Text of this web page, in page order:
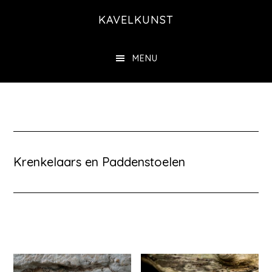
KAVELKUNST
MENU
Krenkelaars en Paddenstoelen